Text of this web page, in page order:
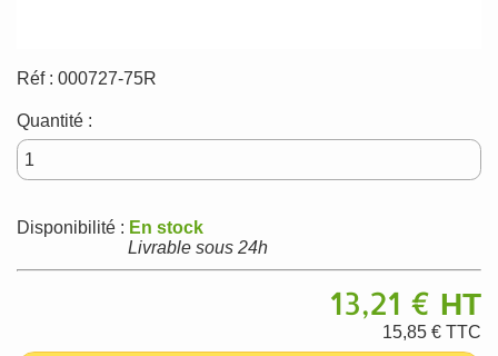
Réf : 000727-75R
Quantité :
Disponibilité : En stock
Livrable sous 24h
13,21 € HT
15,85 € TTC